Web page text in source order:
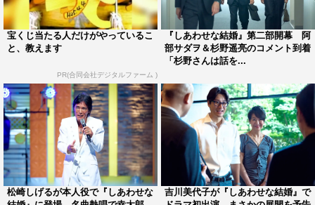
す！」と感謝。さらに「蔵之介さんとのシーン辺りから幸
太郎が事件の真実に突っ込んでいくので、視聴者の方々も
ぜひ、幸太郎と一緒に真実に迫っていただけたらと思いま
す！」と呼びかけた。
そして佐々木は「“犯人が分かった？”と思ったら新たな謎
が湧き出てきたり…先が読めない展開で、回を追うごとに
どんどん世界観に吸い込まれていく作品。ひとクセもふた
クセもある魅力あふれる皆さんの中に飛び込めるのがとて
も楽しみでした。大石さんをはじめ、信頼をおけるスタッ
フの皆様ともまたご一緒できるのでオファーをいただき大
宝くじ当たる人だけがやっているこ
と、教えます
PR(合同会社デジタルファーム )
『しあわせな結婚』第二部開幕 阿
部サダヲ＆杉野遥亮のコメント到着
「杉野さんは話を...
松崎しげるが本人役で『しあわせな
吉川美代子が『しあわせな結婚』で